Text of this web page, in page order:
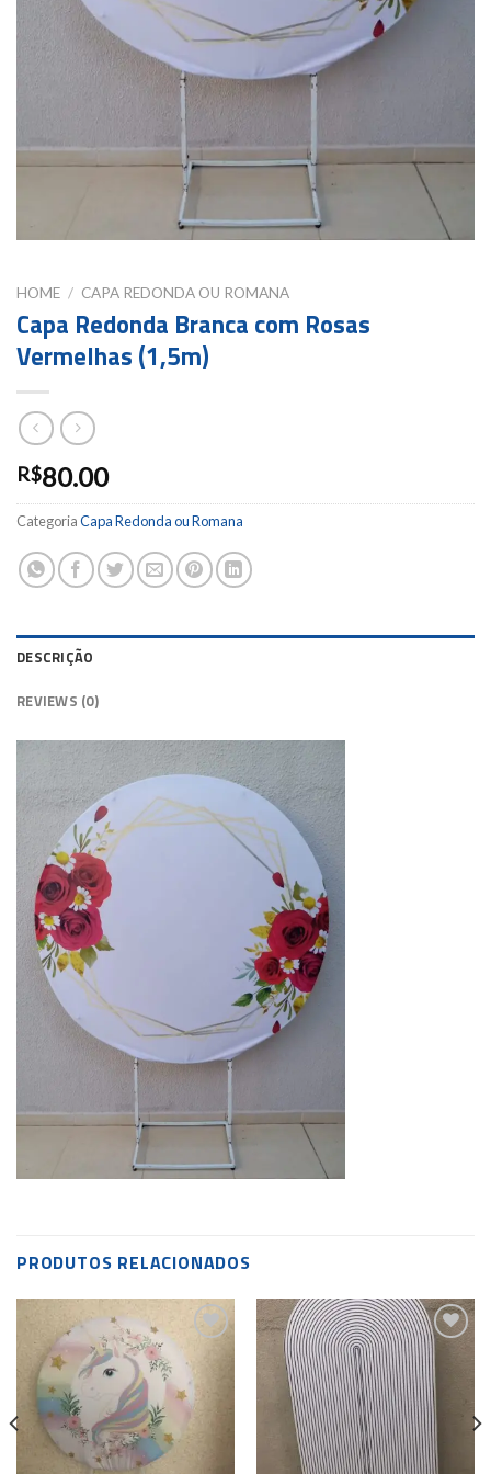
HOME / CAPA REDONDA OU ROMANA
Capa Redonda Branca com Rosas
Vermelhas (1,5m)
R$80.00
CategoriaCapa Redonda ou Romana
DESCRIÇÃO
REVIEWS (0)
PRODUTOS RELACIONADOS
Add to
wishlist
Add to
wishlist